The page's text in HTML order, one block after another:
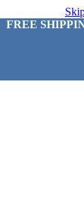
FREE